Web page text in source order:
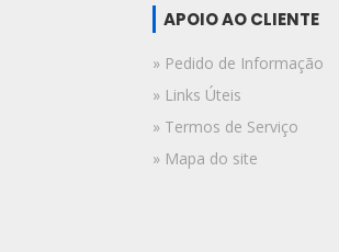
APOIO AO CLIENTE
» Pedido de Informação
» Links Úteis
» Termos de Serviço
» Mapa do site